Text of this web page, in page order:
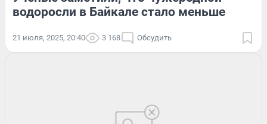
водоросли в Байкале стало меньше
21 июля, 2025, 20:40 3 168 Обсудить